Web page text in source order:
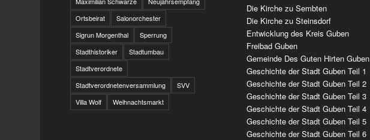
Ortsbeirat
Salonorchester
Sigrun Morgenthal
Sperrung
Stadthistoriker
Stadtumbau
Stadtverordnete
Stadtverordnetenversammlung
SVV
Villa Wolf
Weihnachtsmarkt
Die Kirche zu Sembten
Die Kirche zu Steinsdorf
Entwicklung des Kreis Guben
Freibad Guben
Gemeinde Des Guten Hirten Guben
Geschichte der Stadt Guben Teil 1
Geschichte der Stadt Guben Teil 2
Geschichte der Stadt Guben Teil 3
Geschichte der Stadt Guben Teil 4
Geschichte der Stadt Guben Teil 5
Geschichte der Stadt Guben Teil 6